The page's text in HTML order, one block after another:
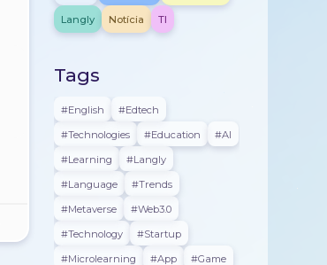
Langly Notícia TI
Tags
#english
#edtech
#technologies
#education
#AI
#learning
#langly
#language
#trends
#metaverse
#web3.0
#technology
#startup
#microlearning
#app
#game